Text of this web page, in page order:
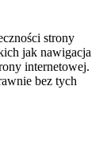
strony
jak nawigacja
internetowej.
bez tych